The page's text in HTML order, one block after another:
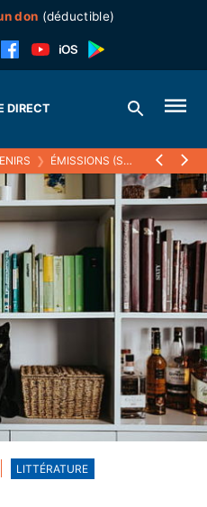
don (déductible)
DIRECT
❯ ÉMISSIONS (SOUVENIRS) ❯
LITTÉRATURE